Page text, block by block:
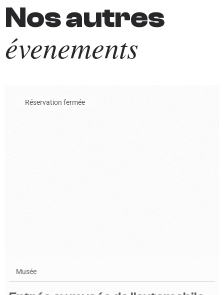
Nos autres
évenements
Réservation fermée
Musée